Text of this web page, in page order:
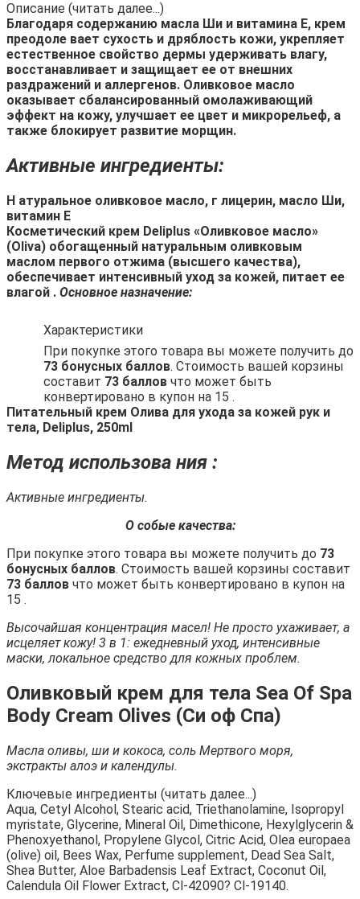
Описание (читать далее...)
Благодаря содержанию масла Ши и витамина Е, крем
преодоле вает сухость и дряблость кожи, укрепляет
естественное свойство дермы удерживать влагу,
восстанавливает и защищает ее от внешних
раздражений и аллергенов. Оливковое масло
оказывает сбалансированный омолаживающий
эффект на кожу, улучшает ее цвет и микрорельеф, а
также блокирует развитие морщин.
Активные ингредиенты:
Н атуральное оливковое масло, г лицерин, масло Ши,
витамин Е
Косметический крем Deliplus «Оливковое масло»
(Oliva) обогащенный натуральным оливковым
маслом первого отжима (высшего качества),
обеспечивает интенсивный уход за кожей, питает ее
влагой . Основное назначение:
Характеристики
При покупке этого товара вы можете получить до
73 бонусных баллов. Стоимость вашей корзины
составит 73 баллов что может быть
конвертировано в купон на 15 .
Питательный крем Олива для ухода за кожей рук и
тела, Deliplus, 250ml
Метод использова ния :
Активные ингредиенты.
О собые качества:
При покупке этого товара вы можете получить до 73
бонусных баллов. Стоимость вашей корзины составит
73 баллов что может быть конвертировано в купон на
15 .
Высочайшая концентрация масел! Не просто ухаживает, а
исцеляет кожу! 3 в 1: ежедневный уход, интенсивные
маски, локальное средство для кожных проблем.
Оливковый крем для тела Sea Of Spa
Body Cream Olives (Си оф Спа)
Масла оливы, ши и кокоса, соль Мертвого моря,
экстракты алоэ и календулы.
Ключевые ингредиенты (читать далее...)
Aqua, Cetyl Alcohol, Stearic acid, Triethanolamine, Isopropyl
myristate, Glycerine, Mineral Oil, Dimethicone, Hexylglycerin &
Phenoxyethanol, Propylene Glycol, Citric Acid, Olea europaea
(olive) oil, Bees Wax, Perfume supplement, Dead Sea Salt,
Shea Butter, Aloe Barbadensis Leaf Extract, Coconut Oil,
Calendula Oil Flower Extract, Cl-42090? Cl-19140.